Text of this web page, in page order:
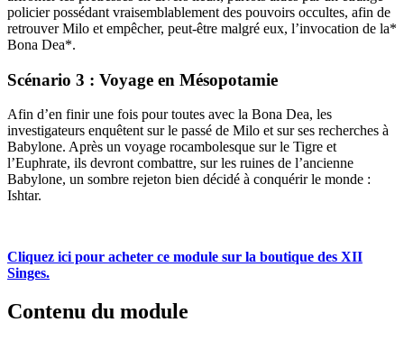
policier possédant vraisemblablement des pouvoirs occultes, afin de
retrouver Milo et empêcher, peut-être malgré eux, l’invocation de la*
Bona Dea*.
Scénario 3 : Voyage en Mésopotamie
Afin d’en finir une fois pour toutes avec la Bona Dea, les
investigateurs enquêtent sur le passé de Milo et sur ses recherches à
Babylone. Après un voyage rocambolesque sur le Tigre et
l’Euphrate, ils devront combattre, sur les ruines de l’ancienne
Babylone, un sombre rejeton bien décidé à conquérir le monde :
Ishtar.
Cliquez ici pour acheter ce module sur la boutique des XII
Singes.
Contenu du module